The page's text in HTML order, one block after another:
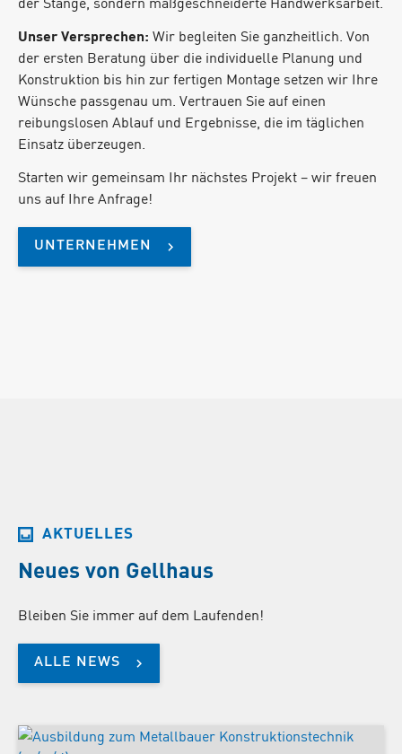
Unser Versprechen: Wir begleiten Sie ganzheitlich. Von
der ersten Beratung über die individuelle Planung und
Konstruktion bis hin zur fertigen Montage setzen wir Ihre
Wünsche passgenau um. Vertrauen Sie auf einen
reibungslosen Ablauf und Ergebnisse, die im täglichen
Einsatz überzeugen.
Starten wir gemeinsam Ihr nächstes Projekt – wir freuen
uns auf Ihre Anfrage!
UNTERNEHMEN
AKTUELLES
Neues von Gellhaus
Bleiben Sie immer auf dem Laufenden!
ALLE NEWS